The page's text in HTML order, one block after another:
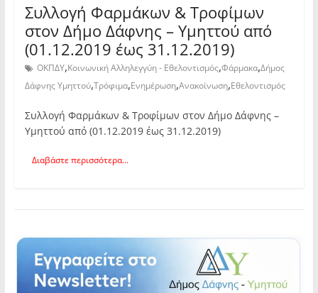
Συλλογή Φαρμάκων & Τροφίμων
στον Δήμο Δάφνης – Υμηττού από
(01.12.2019 έως 31.12.2019)
ΟΚΠΔΥ,Κοινωνική Αλληλεγγύη - Εθελοντισμός,Φάρμακα,Δήμος
Δάφνης Υμηττού,Τρόφιμα,Ενημέρωση,Ανακοίνωση,Εθελοντισμός
Συλλογή Φαρμάκων & Τροφίμων στον Δήμο Δάφνης –
Υμηττού από (01.12.2019 έως 31.12.2019)
Διαβάστε περισσότερα...